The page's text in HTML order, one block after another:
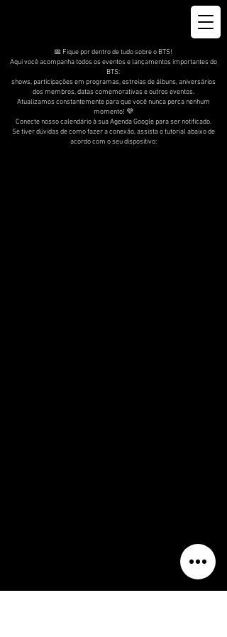
📅 Fique por dentro de tudo sobre o BTS!
Aqui você acompanha todos os eventos e lançamentos importantes do
BTS:
shows, participações em programas, estreias de álbuns, aniversários
dos membros, datas comemorativas e outros eventos.
Atualizamos constantemente para que você nunca perca nenhum
momento! 💜
Conecte nosso calendário à sua Agenda Google para ser notificado.
Se tiver dúvidas de como fazer a conexão, assista o tutorial abaixo de
acordo com o seu dispositivo: